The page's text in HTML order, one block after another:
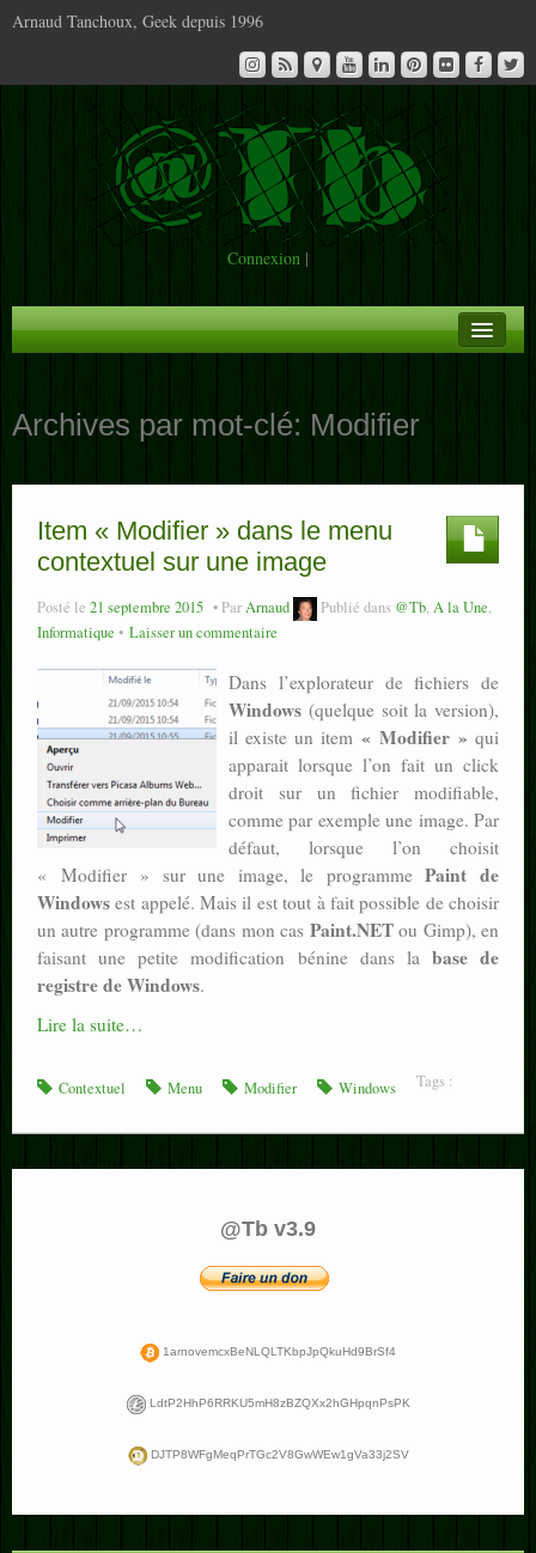
Arnaud Tanchoux, Geek depuis 1996
Connexion |
Infos
Contact
Archives par mot-clé: Modifier
Item « Modifier » dans le menu
contextuel sur une image
Posté le 21 septembre 2015 ParArnaud Publié dans @Tb,A la Une,
Informatique
Laisser un commentaire
Dans l’explorateur de fichiers de
Windows (quelque soit la version),
il existe un item « Modifier » qui
apparait lorsque l’on fait un click
droit sur un fichier modifiable,
comme par exemple une image. Par
défaut, lorsque l’on choisit
« Modifier » sur une image, le programmePaint de
Windows est appelé. Mais il est tout à fait possible de choisir
un autre programme (dans mon cas Paint.NETou Gimp), en
faisant une petite modification bénine dans la base de
registre de Windows.
Lire la suite…
Tags :
Contextuel Menu Modifier Windows
@Tb v3.9
1arnovemcxBeNLQLTKbpJpQkuHd9BrSf4
LdtP2HhP6RRKU5mH8zBZQXx2hGHpqnPsPK
DJTP8WFgMeqPrTGc2V8GwWEw1gVa33j2SV